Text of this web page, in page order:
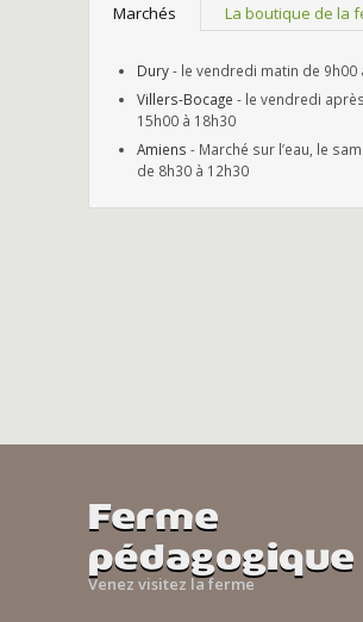
Marchés La boutique de la
Dury- le vendredi matin de 9h00
Villers-Bocage - le vendredi
15h00 à 18h30
Amiens - Marché sur l’eau, le
de 8h30 à 12h30
Ferme
pédagogique
Venez visitez la ferme